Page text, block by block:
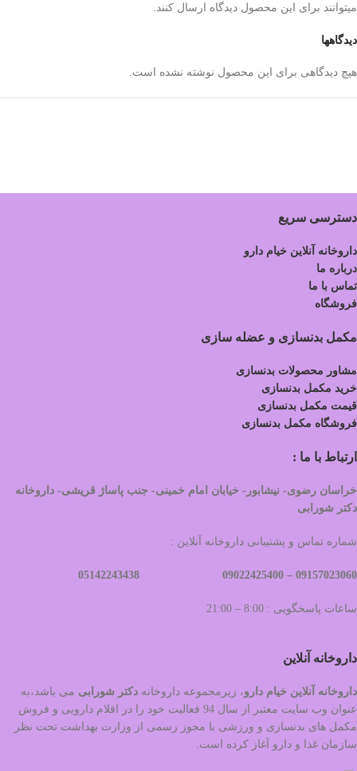
دیدگاهها
هیچ دیدگاهی برای این محصول نوشته نشده است.
میتوانند برای این محصول دیدگاه ارسال کنند.
دسترسی سریع
داروخانه آنلاین خیام دارو
درباره ما
تماس با ما
فروشگاه
مکمل بدنسازی و عضله سازی
مشاور محصولات بدنسازی
خرید مکمل بدنسازی
قیمت مکمل بدنسازی
فروشگاه مکمل بدنسازی
ارتباط با ما :
خراسان رضوی- نیشابور- خیابان امام خمینی- جنب پاساژ قریشی- داروخانه
دکتر شورابی
شماره تماس و پشتیبانی داروخانه آنلاین :
09157023060 –
ساعات پاسخگویی : 8:00 – 21:00
داروخانه آنلاین
داروخانه آنلاین خیام دارو، زیرمجموعه داروخانه دکتر شورابی می باشد،به
عنوان وب سایت معتبر از سال 94 فعالیت خود را در اقلام دارویی و فروش
مکمل های بدنسازی و ورزشی با مجوز رسمی از وزارت بهداشت تحت نظر
سازمان غذا و دارو آغاز کرده است.